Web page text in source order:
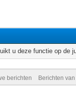
u deze functie op de
berichten Berichten